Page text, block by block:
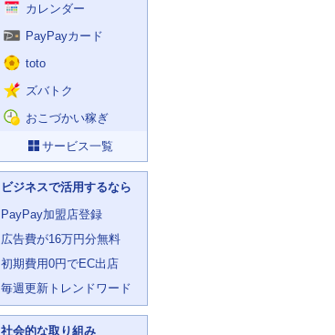
カレンダー
PayPayカード
toto
ズバトク
おこづかい稼ぎ
サービス一覧
ビジネスで活用するなら
PayPay加盟店登録
広告費が16万円分無料
初期費用0円でEC出店
毎週更新トレンドワード
社会的な取り組み